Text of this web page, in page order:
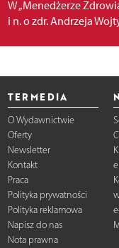
W „Menedżerze
i n. o zdr. Andrzeja
TERMEDIA
O Wydawnictwie
Oferty
Newsletter
Kontakt
Praca
Polityka prywatności
Polityka reklamowa
Napisz do nas
Nota prawna